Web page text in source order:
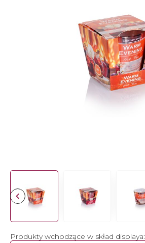
Produkty wchodzące w skład displaya: